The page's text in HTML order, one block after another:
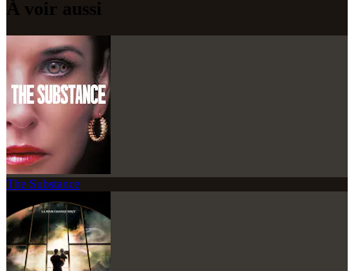
À voir aussi
The Substance